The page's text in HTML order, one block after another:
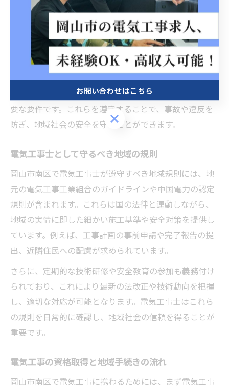
付けられており、適切な申請手続きが必要です。これに
より、業者の信頼性と技術力が保証されます。
また、電気工事士の資格は第一種・第二種に分かれ、施
工する工事の種類に応じて求められる資格が異なりま
す。安全面では、現場での適切な保護具の使用や、施工
後の検査報告を確実に行うことが、法律で定められた重
要な要件です。これらを遵守することで、事故や違反を
防ぎ、地域社会の安全を守ることができます。
電気工事士として守るべき地域の規則
岡山市南区で電気工事士が遵守すべき地域規則には、地
元の電気工事工業組合のガイドラインや中国電力の認定
規則が含まれます。これらは国の法律と連動しながら、
地域の実情に即した細かい施工基準や安全対策を提供し
ています。例えば、工事計画の事前申請や完了報告の提
出、近隣住民への配慮が求められています。
さらに、定期的な技術研修や安全教育の参加も義務付け
られており、これにより最新の法改正や技術動向を把握
し、適切な対応が可能となります。電気工事士はこれら
の規則を日常的に確認し、地域社会の信頼を得ることが
重要です。
電気工事の資格取得と地域手続きの流れ
岡山市南区で電気工事に携わるためには、まず電気工事
お問い合わせはこちら
お問い合わせはこちら